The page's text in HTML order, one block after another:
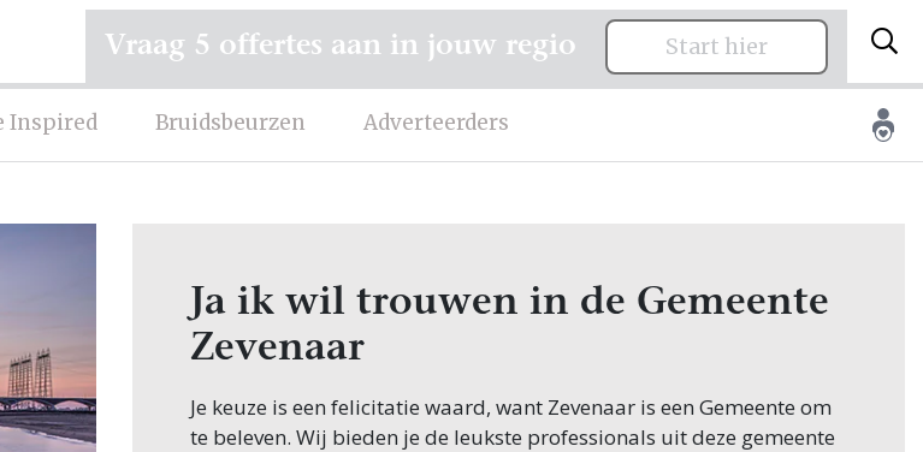
Inspired Bruidsbeurzen Adverteerders
Vraag 5 offertes aan in jouw regio Start hier
Ja ik wil trouwen in de Gemeente
Zevenaar
Je keuze is een felicitatie waard, want Zevenaar is een Gemeente om
te beleven. Wij bieden je de leukste professionals uit deze gemeente